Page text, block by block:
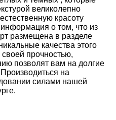
великолепно
красоту
о том, что из
размещена в разделе
качества этого
прочностью,
позволят вам на долгие
на
силами нашей